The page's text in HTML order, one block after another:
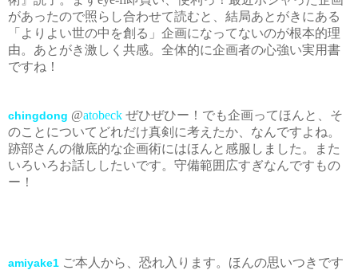
があったので照らし合わせて読むと、結局あとがきにある
「よりよい世の中を創る」企画になってないのが根本的理
由。あとがき激しく共感。全体的に企画者の心強い実用書
ですね！
chingdong @atobeck ぜひぜひー！でも企画ってほんと、そ
のことについてどれだけ真剣に考えたか、なんですよね。
跡部さんの徹底的な企画術にはほんと感服しました。また
いろいろお話ししたいです。守備範囲広すぎなんですもの
ー！
amiyake1 ご本人から、恐れ入ります。ほんの思いつきです